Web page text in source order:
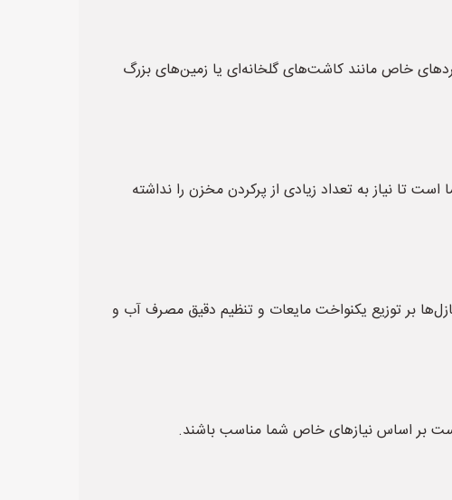
خاص مانند کاشت‌های گلخانه‌ای یا زمین‌های بزرگ
نیاز به تعداد زیادی از پرکردن مخزن را نداشته
بر توزیع یکنواخت مایعات و تنظیم دقیق مصرف آب و
بر اساس نیازهای خاص شما مناسب باشند.